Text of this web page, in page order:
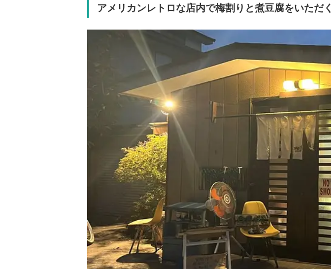
アメリカンレトロな店内で梅割りと煮豆腐をいただく